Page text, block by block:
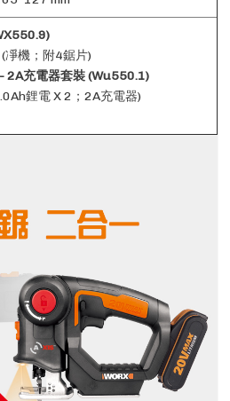
凈機；附4鋸片)
2A充電器套裝 (Wu550.1)
鋰電 X 2；2A充電器)